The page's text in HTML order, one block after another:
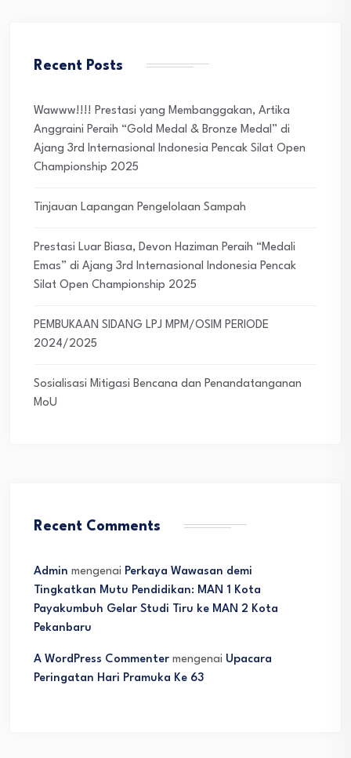
Recent Posts
Wawww!!!! Prestasi yang Membanggakan, Artika
Anggraini Peraih “Gold Medal & Bronze Medal” di
Ajang 3rd Internasional Indonesia Pencak Silat Open
Championship 2025
Tinjauan Lapangan Pengelolaan Sampah
Prestasi Luar Biasa, Devon Haziman Peraih “Medali
Emas” di Ajang 3rd Internasional Indonesia Pencak
Silat Open Championship 2025
PEMBUKAAN SIDANG LPJ MPM/OSIM PERIODE
2024/2025
Sosialisasi Mitigasi Bencana dan Penandatanganan
MoU
Recent Comments
Admin mengenai Perkaya Wawasan demi
Tingkatkan Mutu Pendidikan: MAN 1 Kota
Payakumbuh Gelar Studi Tiru ke MAN 2 Kota
Pekanbaru
A WordPress Commenter mengenai Upacara
Peringatan Hari Pramuka Ke 63